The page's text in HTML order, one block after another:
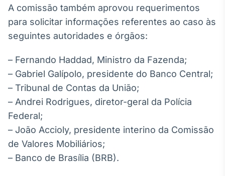
A melhor
plataforma para
analisar fundos
de investimento
no Brasil
BroadFast
A comissão também aprovou requerimentos
para solicitar informações referentes ao caso às
seguintes autoridades e órgãos:
– Fernando Haddad, Ministro da Fazenda;
– Gabriel Galípolo, presidente do Banco Central;
– Tribunal de Contas da União;
– Andrei Rodrigues, diretor-geral da Polícia
Federal;
– João Accioly, presidente interino da Comissão
de Valores Mobiliários;
– Banco de Brasília (BRB).